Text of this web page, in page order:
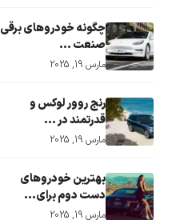
چگونه خودروهای برقی
صنعت ...
مارس 19, 2025
رنج روور لوکس و
قدرتمند در ...
مارس 19, 2025
بهترین خودروهای
دست دوم برای...
مارس 19, 2025